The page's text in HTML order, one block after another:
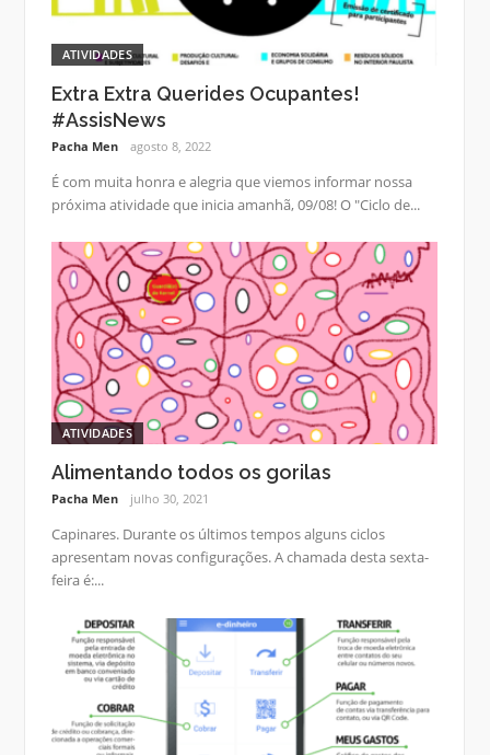
ATIVIDADES
Extra Extra Querides Ocupantes!
#AssisNews
Pacha Men agosto 8, 2022
É com muita honra e alegria que viemos informar nossa
próxima atividade que inicia amanhã, 09/08! O "Ciclo de...
ATIVIDADES
Alimentando todos os gorilas
Pacha Men julho 30, 2021
Capinares. Durante os últimos tempos alguns ciclos
apresentam novas configurações. A chamada desta sexta-
feira é:...